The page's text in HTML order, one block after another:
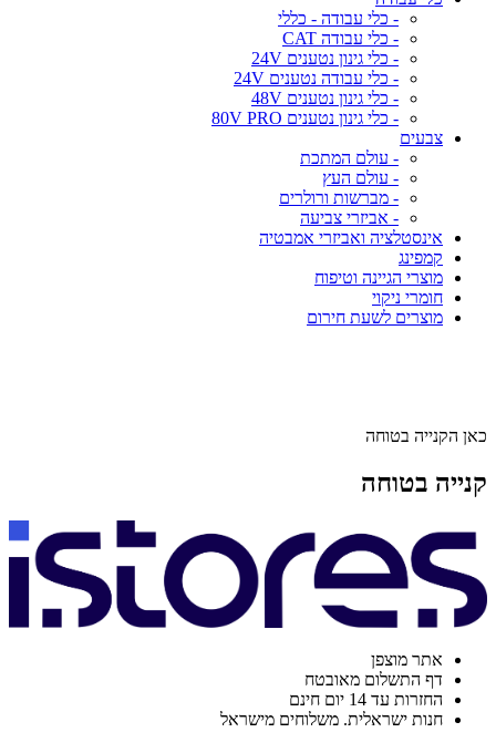
- כלי עבודה - כללי
- כלי עבודה CAT
- כלי גינון נטענים 24V
- כלי עבודה נטענים 24V
- כלי גינון נטענים 48V
- כלי גינון נטענים 80V PRO
צבעים
- עולם המתכת
- עולם העץ
- מברשות ורולרים
- אביזרי צביעה
אינסטלציה ואביזרי אמבטיה
קמפינג
מוצרי הגיינה וטיפוח
חומרי ניקוי
מוצרים לשעת חירום
כאן הקנייה בטוחה
קנייה בטוחה
אתר מוצפן
דף התשלום מאובטח
החזרות עד 14 יום חינם
חנות ישראלית. משלוחים מישראל